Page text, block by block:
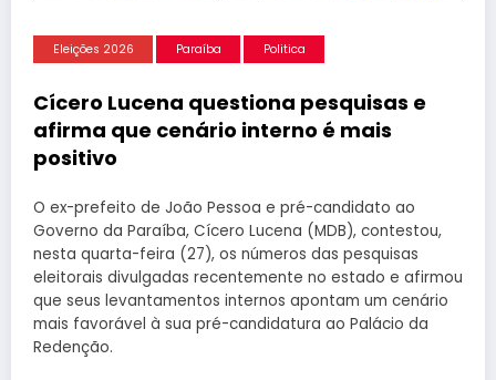
Eleições 2026 Paraíba Politica
Cícero Lucena questiona pesquisas e
afirma que cenário interno é mais
positivo
O ex-prefeito de João Pessoa e pré-candidato ao
Governo da Paraíba, Cícero Lucena (MDB), contestou,
nesta quarta-feira (27), os números das pesquisas
eleitorais divulgadas recentemente no estado e afirmou
que seus levantamentos internos apontam um cenário
mais favorável à sua pré-candidatura ao Palácio da
Redenção.